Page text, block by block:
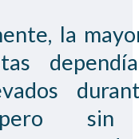
la
sin